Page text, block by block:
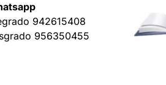
942615408
956350455